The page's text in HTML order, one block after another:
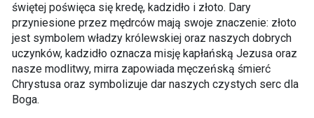
świętej poświęca się kredę, kadzidło i złoto. Dary
przyniesione przez mędrców mają swoje znaczenie: złoto
jest symbolem władzy królewskiej oraz naszych dobrych
uczynków, kadzidło oznacza misję kapłańską Jezusa oraz
nasze modlitwy, mirra zapowiada męczeńską śmierć
Chrystusa oraz symbolizuje dar naszych czystych serc dla
Boga.